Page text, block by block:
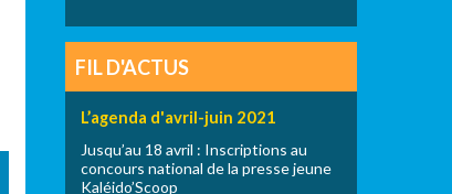
FIL D'ACTUS
L’agenda d'avril-juin 2021
Jusqu’au 18 avril : Inscriptions au
concours national de la presse jeune
Kaléido’Scoop